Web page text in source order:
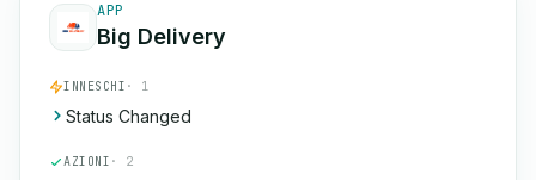
APP
Big Delivery
INNESCHI · 1
Status Changed
AZIONI · 2